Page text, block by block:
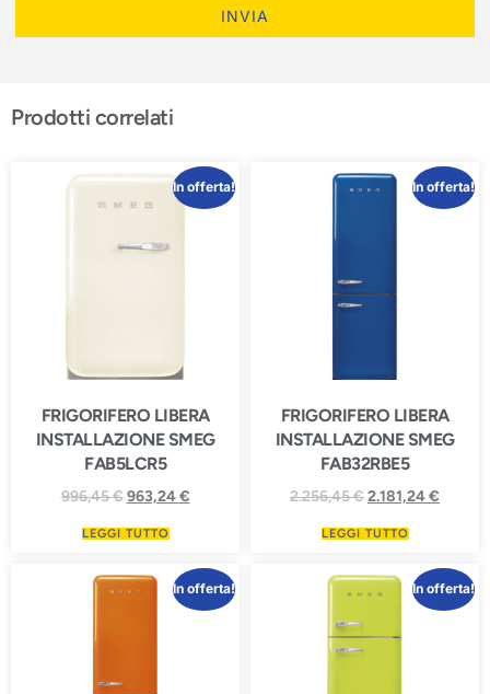
INVIA
Prodotti correlati
In offerta!
FRIGORIFERO LIBERA
INSTALLAZIONE SMEG
FAB5LCR5
996,45€ 963,24€
LEGGI TUTTO
In offerta!
FRIGORIFERO LIBERA
INSTALLAZIONE SMEG
FAB32RBE5
2.256,45€2.181,24€
LEGGI TUTTO
In offerta! In offerta!